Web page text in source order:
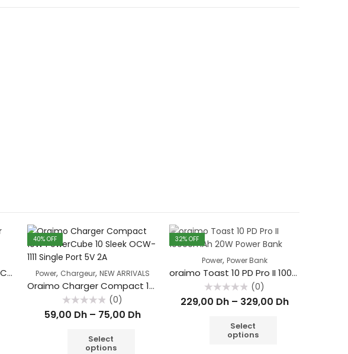
oraimo Bullet 48 48W Car Charger OCC-73D
40% OFF
Power, Chargeur, NEW ARRIVALS
Oraimo Charger Compact 10W PowerCube 10 Sleek OCW-1111 Single Port 5V 2A
Rated
0
(0)
59,00 Dh – 75,00 Dh
Select
options
32% OFF
OUT OF STOCKPower, Power Bank
oraimo Toast 10 PD Pro II 10000mAh 20W Power Bank
Rated
0
(0)
229,00 Dh – 329,00 Dh
Select
options